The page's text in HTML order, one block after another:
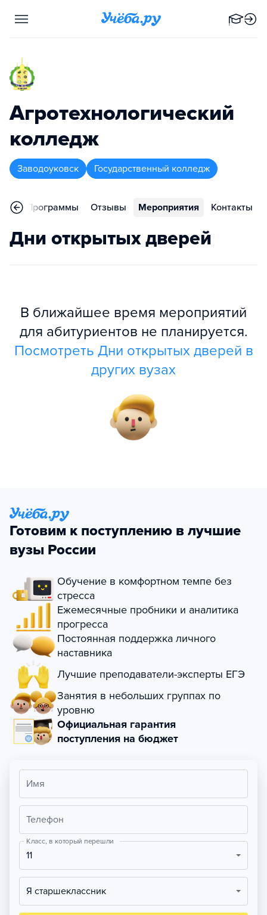
Агротехнологический
колледж
Заводоуковск Государственный колледж
Программы Отзывы Мероприятия Контакты
Дни открытых дверей
В ближайшее время мероприятий
для абитуриентов не планируется.
Посмотреть Дни открытых дверей в
других вузах
Готовим к поступлению в лучшие
вузы России
Обучение в комфортном темпе без
стресса
Ежемесячные пробники и аналитика
прогресса
Постоянная поддержка личного
наставника
Лучшие преподаватели-эксперты ЕГЭ
Занятия в небольших группах по
уровню
Официальная гарантия
поступления на бюджет
Имя
Телефон
Класс, в который перешли
11
Я старшеклассник